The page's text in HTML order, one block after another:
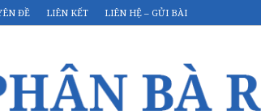
ĐỀ LIÊN KẾT LIÊN HỆ – GỬI BÀI